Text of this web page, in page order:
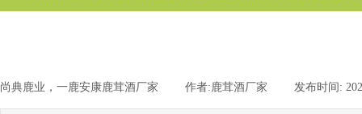
尚典鹿业，一鹿安康鹿茸酒厂家 作者:鹿茸酒厂家 发布时间: